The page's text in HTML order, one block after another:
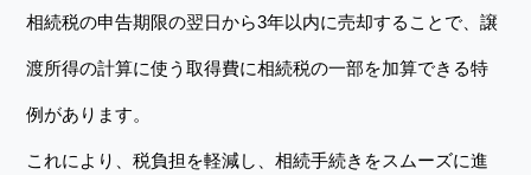
相続税の申告期限の翌日から3年以内に売却することで、譲
渡所得の計算に使う取得費に相続税の一部を加算できる特
例があります。
これにより、税負担を軽減し、相続手続きをスムーズに進